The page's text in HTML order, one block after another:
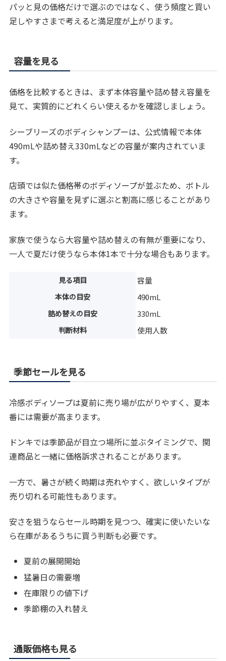
パッと見の価格だけで選ぶのではなく、使う頻度と買い
足しやすさまで考えると満足度が上がります。
容量を見る
価格を比較するときは、まず本体容量や詰め替え容量を
見て、実質的にどれくらい使えるかを確認しましょう。
シーブリーズのボディシャンプーは、公式情報で本体
490mLや詰め替え330mLなどの容量が案内されていま
す。
店頭では似た価格帯のボディソープが並ぶため、ボトル
の大きさや容量を見ずに選ぶと割高に感じることがあり
ます。
家族で使うなら大容量や詰め替えの有無が重要になり、
一人で夏だけ使うなら本体1本で十分な場合もあります。
見る項目 容量
本体の目安 490mL
詰め替えの目安 330mL
判断材料 使用人数
季節セールを見る
冷感ボディソープは夏前に売り場が広がりやすく、夏本
番には需要が高まります。
ドンキでは季節品が目立つ場所に並ぶタイミングで、関
連商品と一緒に価格訴求されることがあります。
一方で、暑さが続く時期は売れやすく、欲しいタイプが
売り切れる可能性もあります。
安さを狙うならセール時期を見つつ、確実に使いたいな
ら在庫があるうちに買う判断も必要です。
夏前の展開開始
猛暑日の需要増
在庫限りの値下げ
季節棚の入れ替え
通販価格も見る